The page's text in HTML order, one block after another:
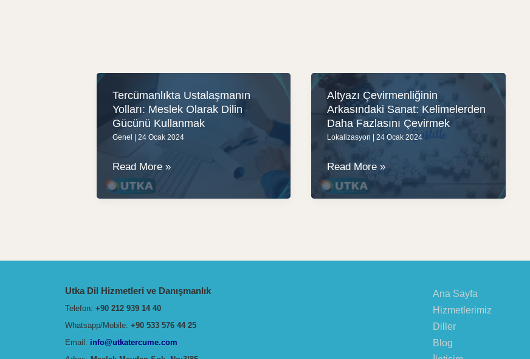
Tercümanlıkta Ustalaşmanın
Yolları: Meslek Olarak Dilin
Gücünü Kullanmak
Genel 24 Ocak 2024
Tercümanlıkta
Ustalaşmanın
Yolları:
Gücünü
Read More »
Altyazı Çevirmenliğinin
Arkasındaki Sanat: Kelimelerden
Daha Fazlasını Çevirmek
Lokalizasyon 24 Ocak 2024
Altyazı
Çevirmenliğinin
Arkasındaki
Fazlasını
Read More »
Utka Dil Hizmetleri ve Danışmanlık
Telefon: +90 212 939 14 40
Whatsapp/Mobile: +90 533 576 44 25
Email: info@utkatercume.com
Ana Sayfa
Hizmetlerimiz
Diller
Blog